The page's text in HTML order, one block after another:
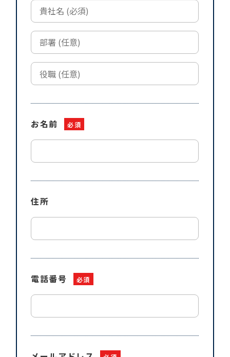
お名前 必須
住所
電話番号 必須